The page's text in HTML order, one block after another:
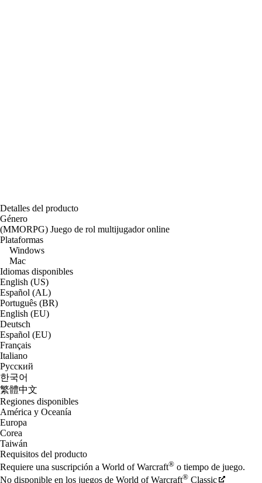
Detalles del producto
Género
(MMORPG) Juego de rol multijugador online
Plataformas
Windows
Mac
Idiomas disponibles
English (US)
Español (AL)
Português (BR)
English (EU)
Deutsch
Español (EU)
Français
Italiano
Русский
한국어
繁體中文
Regiones disponibles
América y Oceanía
Europa
Corea
Taiwán
Requisitos del producto
Requiere una suscripción a World of Warcraft® o tiempo de juego.
No disponible en los juegos de World of Warcraft® Classic